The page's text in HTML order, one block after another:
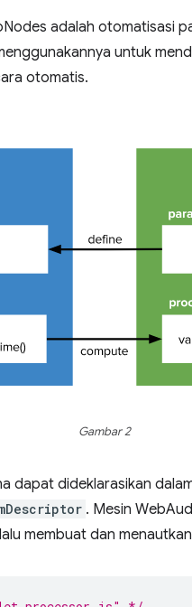
adalah otomatisasi
untuk
otomatis.
Gambar 2
dapat dideklarasikan
. Mesin
membuat dan